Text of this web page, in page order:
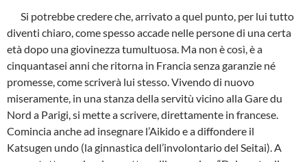
Si potrebbe credere che, arrivato a quel punto, per lui tutto
diventi chiaro, come spesso accade nelle persone di una certa
età dopo una giovinezza tumultuosa. Ma non è così, è a
cinquantasei anni che ritorna in Francia senza garanzie né
promesse, come scriverà lui stesso. Vivendo di nuovo
miseramente, in una stanza della servitù vicino alla Gare du
Nord a Parigi, si mette a scrivere, direttamente in francese.
Comincia anche ad insegnare l’Aikido e a diffondere il
Katsugen undo (la ginnastica dell’involontario del Seitai). A